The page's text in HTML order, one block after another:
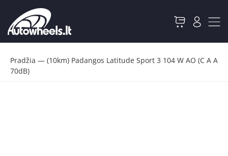
Pradžia — (10km) Padangos Latitude Sport 3 104 W AO (C A A
70dB)